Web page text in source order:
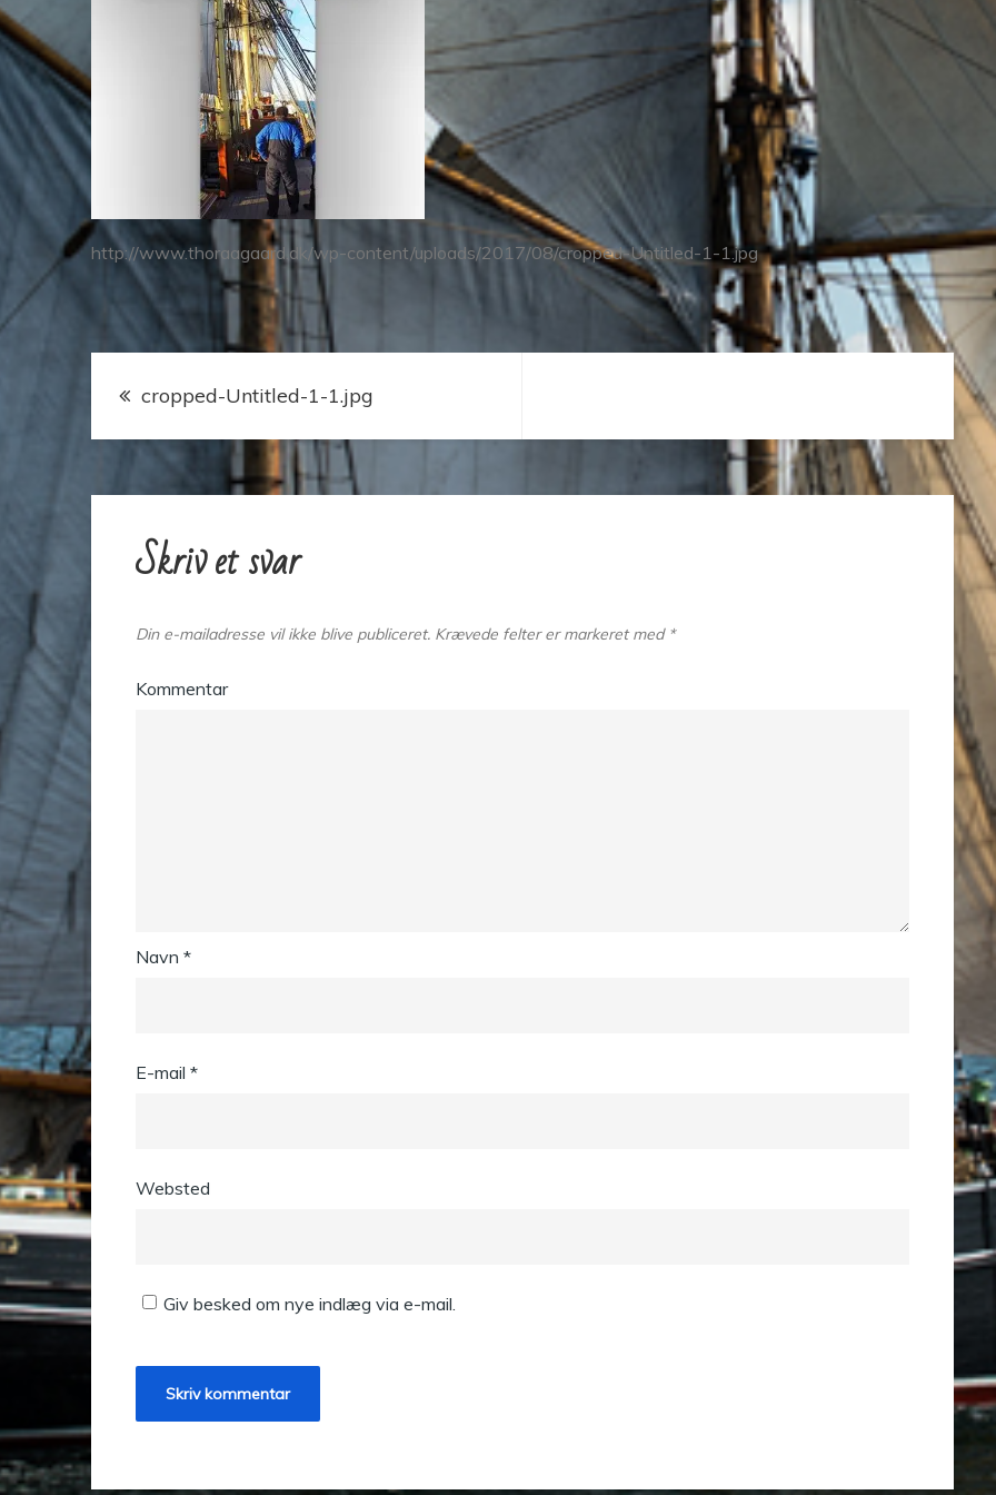
http://www.thoraagaard.dk/wp-content/uploads/2017/08/cropped-Untitled-1-1.jpg
Indlægsnavigation
cropped-Untitled-1-1.jpg
Skriv et svar
Din e-mailadresse vil ikke blive publiceret. Krævede felter er markeret med *
Kommentar
Navn *
E-mail *
Websted
Giv besked om nye indlæg via e-mail.